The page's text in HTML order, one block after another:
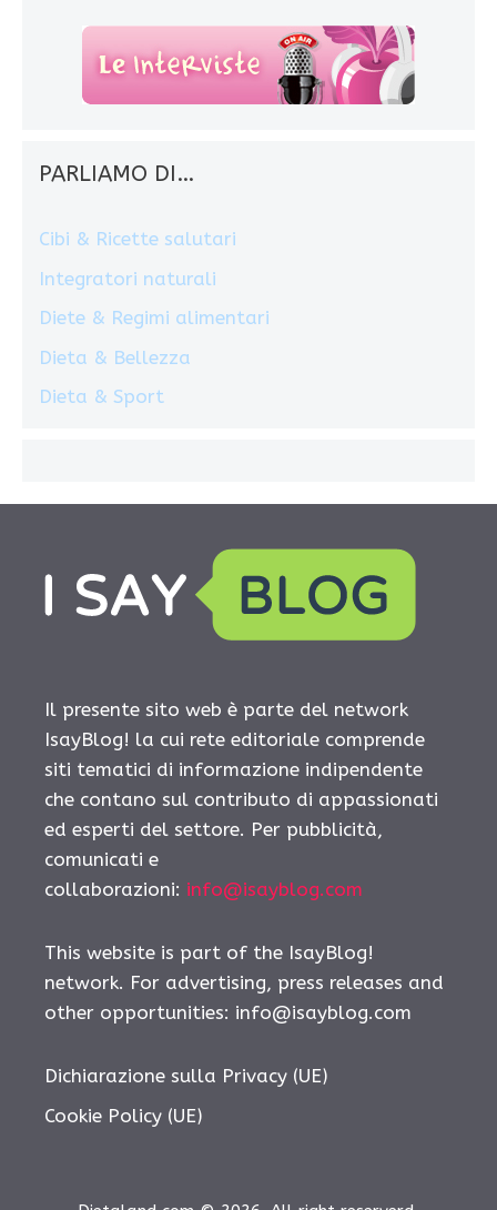
PARLIAMO DI…
Cibi & Ricette salutari
Integratori naturali
Diete & Regimi alimentari
Dieta & Bellezza
Dieta & Sport
Il presente sito web è parte del network
IsayBlog! la cui rete editoriale comprende
siti tematici di informazione indipendente
che contano sul contributo di appassionati
ed esperti del settore. Per pubblicità,
comunicati e
collaborazioni: info@isayblog.com
This website is part of the IsayBlog!
network. For advertising, press releases and
other opportunities: info@isayblog.com
Dichiarazione sulla Privacy (UE)
Cookie Policy (UE)